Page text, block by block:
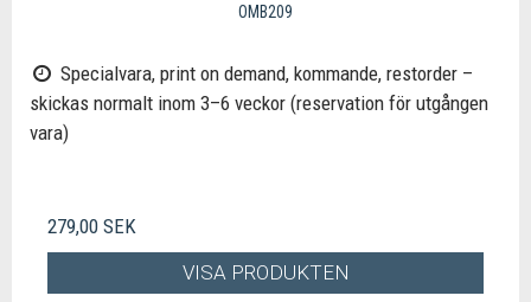
OMB209
Specialvara, print on demand, kommande, restorder –
skickas normalt inom 3–6 veckor (reservation för utgången
vara)
279,00 SEK
VISA PRODUKTEN